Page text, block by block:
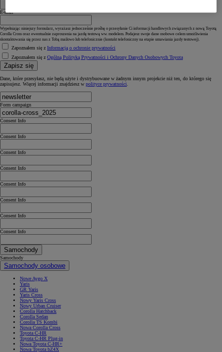
E-mail
Wypełniając niniejszy formularz, wyrażasz jednocześnie prośbę o przesyłanie Ci informacji handlowych związanych z nową Toyotą
Corolla Cross oraz ewentualnie zaproszenia na jazdę testową ww. modelem. Podajesz swoje dane osobowe celem umożliwienia
skontaktowania się przez nas z Tobą mailowo lub telefonicznie (kontakt telefoniczny na etapie umawiania jazdy testowej).
Zapoznałem się z Informacją o ochronie prywatności
Zapoznałem się z Ogólną Polityką Prywatności i Ochrony Danych Osobowych Toyota
Zapisz się
Dane, które przesyłasz, nie będą użyte i dystrybuowane w żadnym innym projekcie niż ten, do którego się
zapisujesz. Więcej informacji znajdziesz w polityce prywatności.
Form campaign
Consent Info
Consent Info
Consent Info
Consent Info
Consent Info
Consent Info
Consent Info
Consent Info
Samochody
Samochody
Samochody osobowe
Nowe Aygo X
Yaris
GR Yaris
Yaris Cross
Nowy Yaris Cross
Nowy Urban Cruiser
Corolla Hatchback
Corolla Sedan
Corolla TS Kombi
Nowa Corolla Cross
Toyota C-HR
Toyota C-HR Plug-in
Nowa Toyota C-HR+
Nowa Toyota bZ4X